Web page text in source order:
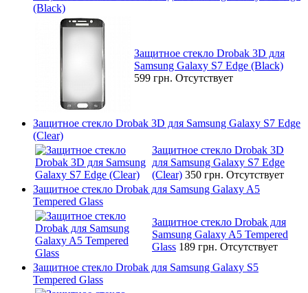
(Black)
Защитное стекло Drobak 3D для
Samsung Galaxy S7 Edge (Black)
599 грн. Отсутствует
Защитное стекло Drobak 3D для Samsung Galaxy S7 Edge
(Clear)
Защитное стекло Drobak 3D
для Samsung Galaxy S7 Edge
(Clear) 350 грн. Отсутствует
Защитное стекло Drobak для Samsung Galaxy A5
Tempered Glass
Защитное стекло Drobak для
Samsung Galaxy A5 Tempered
Glass 189 грн. Отсутствует
Защитное стекло Drobak для Samsung Galaxy S5
Tempered Glass